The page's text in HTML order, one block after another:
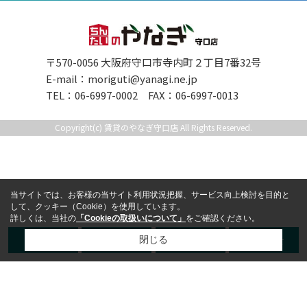
お問合せ
〒570-0056 大阪府守口市寺内町２丁目7番32号
E-mail： moriguti@yanagi.ne.jp
TEL：06-6997-0002 FAX：06-6997-0013
Copyright(c) 賃貸のやなぎ守口店 All Rights Reserved.
当サイトでは、お客様の当サイト利用状況把握、サービス向上検討を目的と
して、クッキー（Cookie）を使用しています。
詳しくは、当社の 「Cookieの取扱いについて」 をご確認ください。
閉じる